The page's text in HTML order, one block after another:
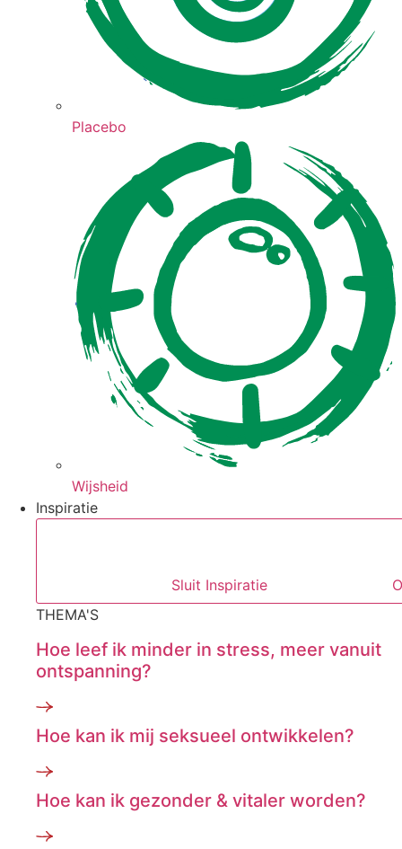
Placebo
Wijsheid
Inspiratie
Sluit Inspiratie
THEMA'S
Hoe leef ik minder in stress, meer vanuit
ontspanning?
Hoe kan ik mij seksueel ontwikkelen?
Hoe kan ik gezonder & vitaler worden?